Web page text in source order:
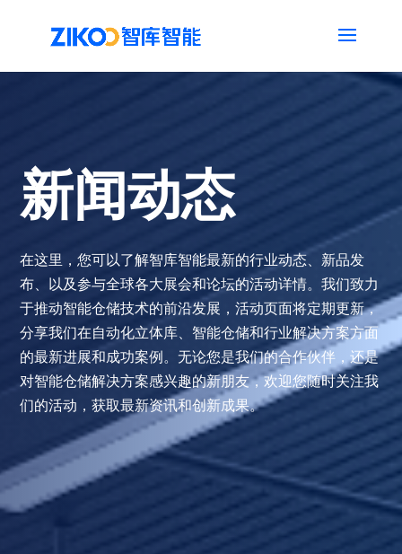
新闻动态
在这里，您可以了解智库智能最新的行业动态、新品发
布、以及参与全球各大展会和论坛的活动详情。我们致力
于推动智能仓储技术的前沿发展，活动页面将定期更新，
分享我们在自动化立体库、智能仓储和行业解决方案方面
的最新进展和成功案例。无论您是我们的合作伙伴，还是
对智能仓储解决方案感兴趣的新朋友，欢迎您随时关注我
们的活动，获取最新资讯和创新成果。